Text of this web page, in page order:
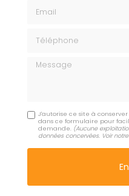
Message
J'autorise ce site à
dans ce formulaire pour
demande. (Aucune
données concervées. Voir